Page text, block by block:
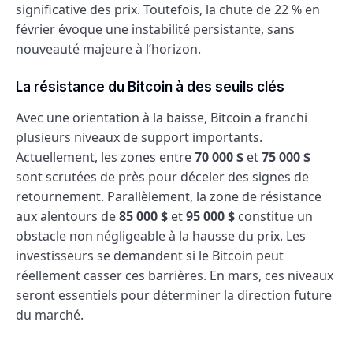
significative des prix. Toutefois, la chute de 22 % en
février évoque une instabilité persistante, sans
nouveauté majeure à l’horizon.
La résistance du Bitcoin à des seuils clés
Avec une orientation à la baisse, Bitcoin a franchi
plusieurs niveaux de support importants.
Actuellement, les zones entre70 000 $ et75 000 $
sont scrutées de près pour déceler des signes de
retournement. Parallèlement, la zone de résistance
aux alentours de85 000 $ et95 000 $ constitue un
obstacle non négligeable à la hausse du prix. Les
investisseurs se demandent si le Bitcoin peut
réellement casser ces barrières. En mars, ces niveaux
seront essentiels pour déterminer la direction future
du marché.